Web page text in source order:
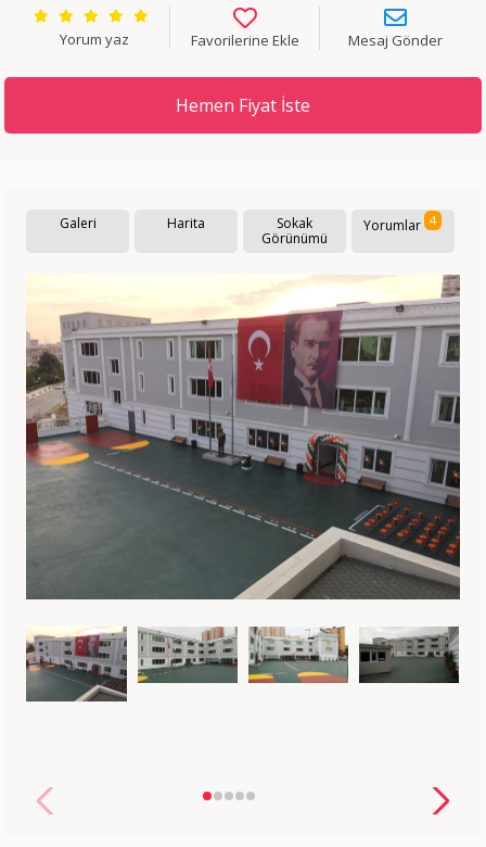
Mesaj Gönder
Favorilerine Ekle
Yorum yaz
Hemen Fiyat İste
Galeri Harita
Sokak
Görünümü
Yorumlar 4